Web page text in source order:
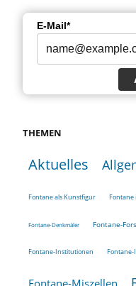
E-Mail*
THEMEN
Aktuelles
Fontane als Kunstfigur Fontane
Fontane-Denkmäler Fontane-
Fontane-Institutionen